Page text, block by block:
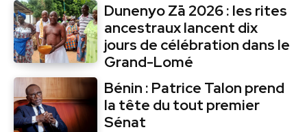
Dunenyo Zā 2026 : les rites
ancestraux lancent dix
jours de célébration dans le
Grand-Lomé
Bénin : Patrice Talon prend
la tête du tout premier
Sénat